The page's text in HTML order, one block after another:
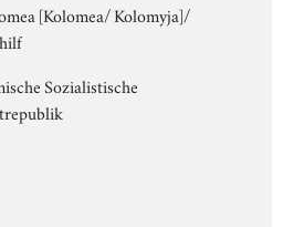
[Kolomea/ Kolomyja]/
Sozialistische